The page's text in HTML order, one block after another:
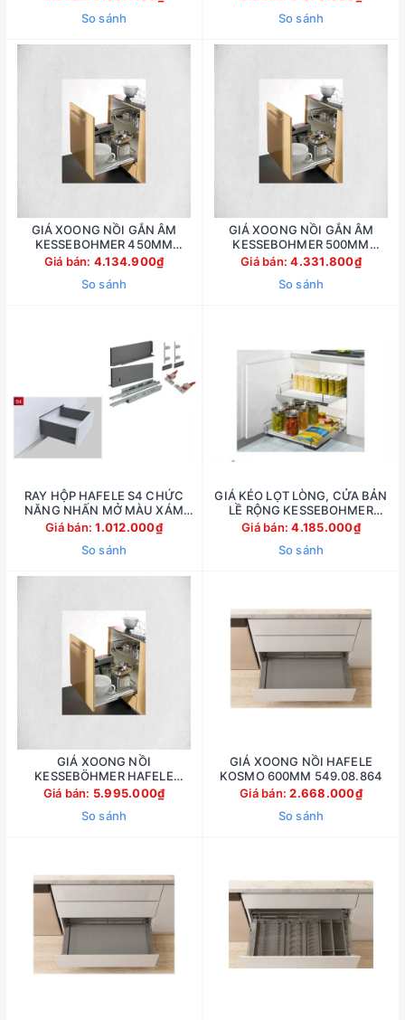
So sánh
So sánh
GIÁ XOONG NỒI GẮN ÂM
KESSEBOHMER 450MM
540.26.654
Giá bán: 4.134.900₫
So sánh
GIÁ XOONG NỒI GẮN ÂM
KESSEBOHMER 500MM
540.26.655
Giá bán:4.331.800₫
So sánh
RAY HỘP HAFELE S4 CHỨC
NĂNG NHẤN MỞ MÀU XÁM
552.35.355
Giá bán:1.012.000₫
So sánh
GIÁ KÉO LỌT LÒNG, CỬA BẢN
LỀ RỘNG KESSEBOHMER
450MM 540.26.664
Giá bán:4.185.000₫
So sánh
GIÁ XOONG NỒI
KESSEBÖHMER HAFELE
540.24.503
Giá bán: 5.995.000₫
So sánh
GIÁ XOONG NỒI HAFELE
KOSMO 600MM 549.08.864
Giá bán:2.668.000₫
So sánh